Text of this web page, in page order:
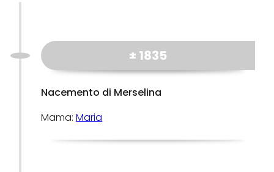
± 1835
Nacemento di Merselina
Mama:Maria